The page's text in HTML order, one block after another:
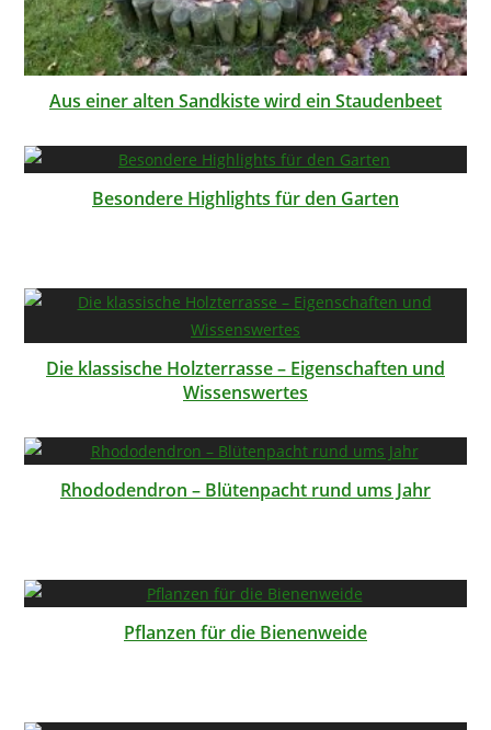
Aus einer alten Sandkiste wird ein Staudenbeet
Besondere Highlights für den Garten
Die klassische Holzterrasse – Eigenschaften und
Wissenswertes
Rhododendron – Blütenpacht rund ums Jahr
Pflanzen für die Bienenweide